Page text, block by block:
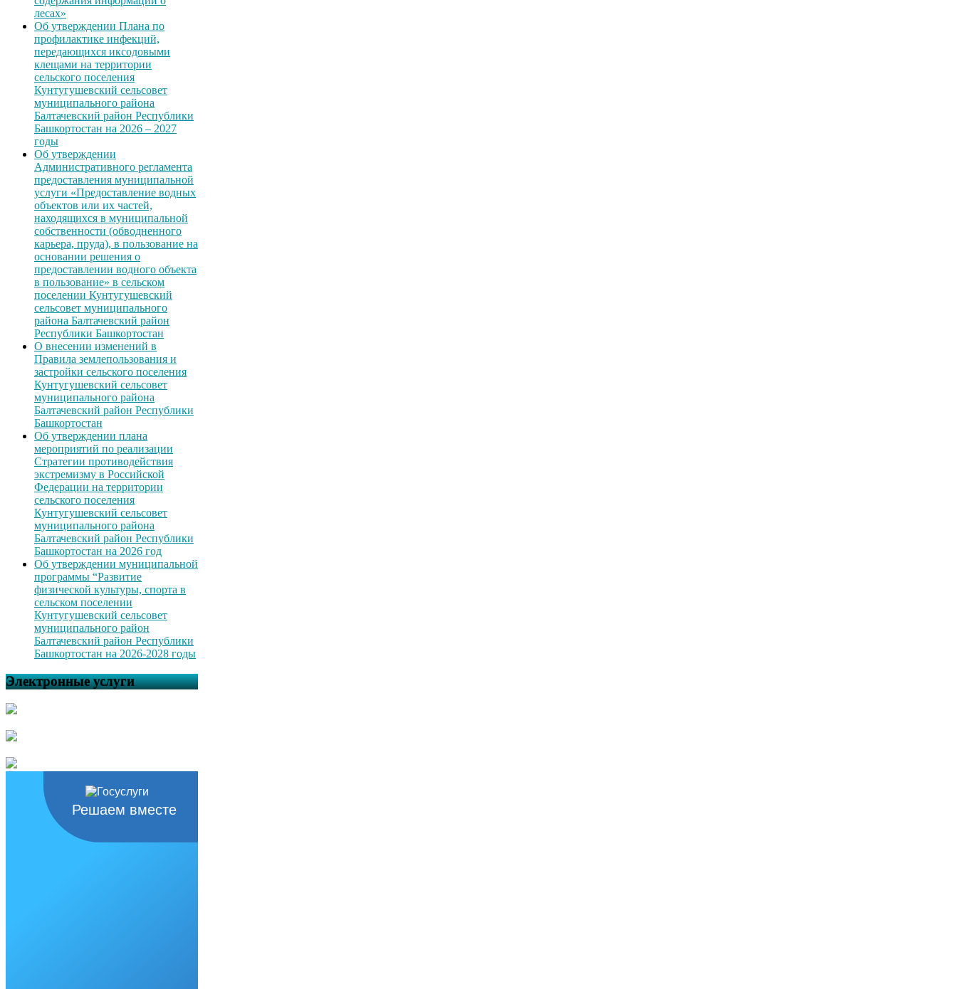
лесах»
Об утверждении Плана по
профилактике инфекций,
передающихся иксодовыми
клещами на территории
сельского поселения
Кунтугушевский сельсовет
муниципального района
Балтачевский район Республики
Башкортостан на 2026 – 2027
годы
Об утверждении
Административного регламента
предоставления муниципальной
услуги «Предоставление водных
объектов или их частей,
находящихся в муниципальной
собственности (обводненного
карьера, пруда), в пользование на
основании решения о
предоставлении водного объекта
в пользование» в сельском
поселении Кунтугушевский
сельсовет муниципального
района Балтачевский район
Республики Башкортостан
О внесении изменений в
Правила землепользования и
застройки сельского поселения
Кунтугушевский сельсовет
муниципального района
Балтачевский район Республики
Башкортостан
Об утверждении плана
мероприятий по реализации
Стратегии противодействия
экстремизму в Российской
Федерации на территории
сельского поселения
Кунтугушевский сельсовет
муниципального района
Балтачевский район Республики
Башкортостан на 2026 год
Об утверждении муниципальной
программы “Развитие
физической культуры, спорта в
сельском поселении
Кунтугушевский сельсовет
муниципального район
Балтачевский район Республики
Башкортостан на 2026-2028 годы
Электронные услуги
Решаем вместе